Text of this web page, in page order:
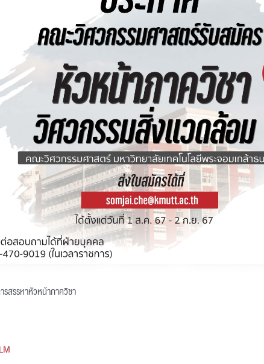
สรรหาหัวหน้าภาควิชา